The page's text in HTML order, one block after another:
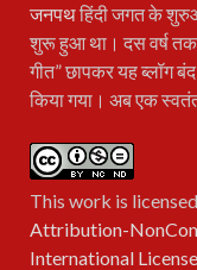
जनपथहिंदी जगत के
शुरू हुआ था। दस वर्ष तक
गीत” छापकर यह ब्लॉग
किया गया। अब एक
This work is
Attribution-
International License